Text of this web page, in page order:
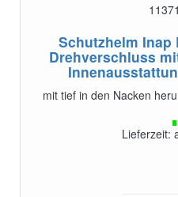
Schutzhelm Inap
Drehverschluss
mit tief in den Nacken
Lieferzeit: